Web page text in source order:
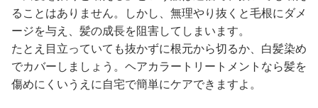
ることはありません。しかし、無理やり抜くと毛根にダメ
ージを与え、髪の成長を阻害してしまいます。
たとえ目立っていても抜かずに根元から切るか、白髪染め
でカバーしましょう。ヘアカラートリートメントなら髪を
傷めにくいうえに自宅で簡単にケアできますよ。